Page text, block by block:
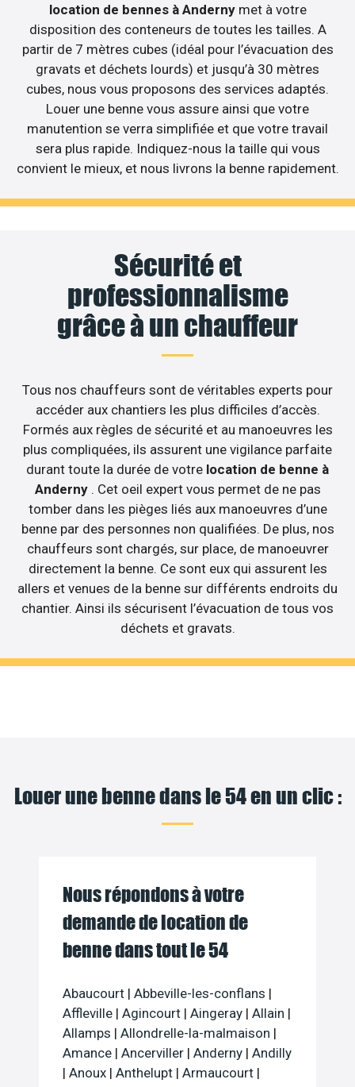
location de bennes à Anderny met à votre
disposition des conteneurs de toutes les tailles. A
partir de 7 mètres cubes (idéal pour l’évacuation des
gravats et déchets lourds) et jusqu’à 30 mètres
cubes, nous vous proposons des services adaptés.
Louer une benne vous assure ainsi que votre
manutention se verra simplifiée et que votre travail
sera plus rapide. Indiquez-nous la taille qui vous
convient le mieux, et nous livrons la benne rapidement.
Sécurité et
professionnalisme
grâce à un chauffeur
Tous nos chauffeurs sont de véritables experts pour
accéder aux chantiers les plus difficiles d’accès.
Formés aux règles de sécurité et au manoeuvres les
plus compliquées, ils assurent une vigilance parfaite
durant toute la durée de votre location de benne à
Anderny . Cet oeil expert vous permet de ne pas
tomber dans les pièges liés aux manoeuvres d’une
benne par des personnes non qualifiées. De plus, nos
chauffeurs sont chargés, sur place, de manoeuvrer
directement la benne. Ce sont eux qui assurent les
allers et venues de la benne sur différents endroits du
chantier. Ainsi ils sécurisent l’évacuation de tous vos
déchets et gravats.
Louer une benne dans le 54 en un clic :
Nous répondons à votre
demande de location de
benne dans tout le 54
Abaucourt | Abbeville-les-conflans |
Affleville | Agincourt | Aingeray | Allain |
Allamps | Allondrelle-la-malmaison |
Amance | Ancerviller | Anderny | Andilly
| Anoux | Anthelupt | Armaucourt |